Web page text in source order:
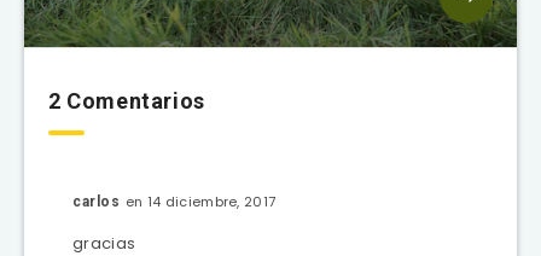
2 Comentarios
carlos en 14 diciembre, 2017
gracias